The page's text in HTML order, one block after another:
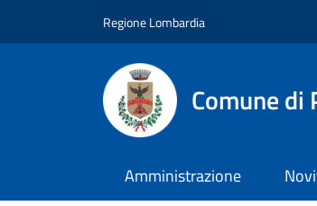
Regione Lombardia
Comune di
Amministrazione